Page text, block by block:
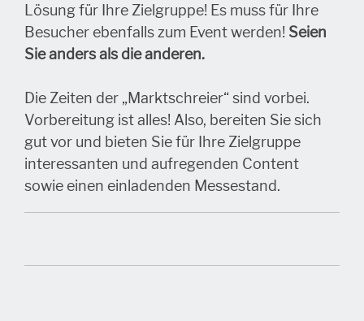
Lösung für Ihre Zielgruppe! Es muss für Ihre
Besucher ebenfalls zum Event werden! Seien
Sie anders als die anderen.
Die Zeiten der „Marktschreier“ sind vorbei.
Vorbereitung ist alles! Also, bereiten Sie sich
gut vor und bieten Sie für Ihre Zielgruppe
interessanten und aufregenden Content
sowie einen einladenden Messestand.